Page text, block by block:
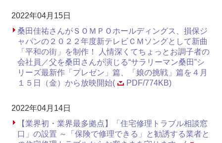
2022年04月15日
桑田佳祐さんがＳＯＭＰＯホールディングス、損保ジ
ャパンの２０２２年度新テレビＣＭソングとして新曲
「平和の街」を制作！ 人情深くてちょっとお調子者の
会社員／父を桑田さんが演じる“サラリーマン桑田”シ
リーズ最新作「プレゼン」篇、「娘の挑戦」篇を４月
１５日（金）から放映開始(
PDF/774KB)
2022年04月14日
【業界初・業界最多拠点】「住宅修理トラブル相談窓
口」の設置 ～「保険で修理できる」と勧誘する業者と